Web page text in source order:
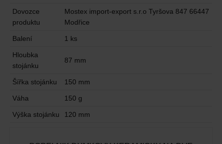
Dovozce
produktu
Mostex import-export s.r.o Tyršova 847 66447
Modřice
Balení 1 ks
Hloubka
stojánku
87 mm
Šířka stojánku 150 mm
Váha 150 g
Výška stojánku 120 mm